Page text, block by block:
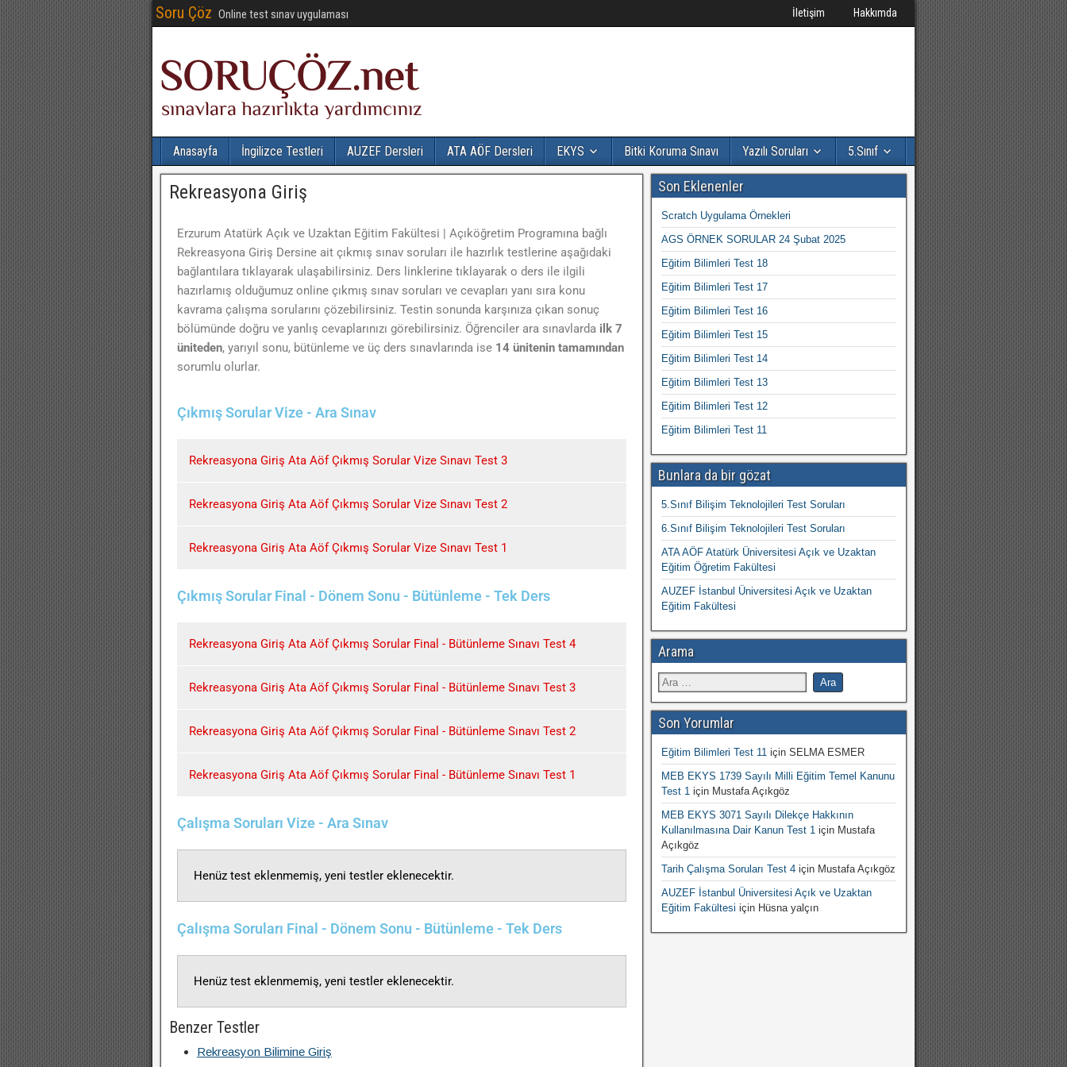
Soru Çöz Online test sınav uygulaması İletişim Hakkımda
Anasayfa İngilizce Testleri AUZEF Dersleri ATA AÖF Dersleri EKYS Bitki Koruma Sınavı Yazılı Soruları 5.Sınıf
Rekreasyona Giriş
Erzurum Atatürk Açık ve Uzaktan Eğitim Fakültesi | Açıköğretim Programına bağlı
Rekreasyona Giriş Dersine ait çıkmış sınav soruları ile hazırlık testlerine aşağıdaki
bağlantılara tıklayarak ulaşabilirsiniz. Ders linklerine tıklayarak o ders ile ilgili
hazırlamış olduğumuz online çıkmış sınav soruları ve cevapları yanı sıra konu
kavrama çalışma sorularını çözebilirsiniz. Testin sonunda karşınıza çıkan sonuç
bölümünde doğru ve yanlış cevaplarınızı görebilirsiniz. Öğrenciler ara sınavlarda ilk 7
üniteden, yarıyıl sonu, bütünleme ve üç ders sınavlarında ise 14 ünitenin tamamından
sorumlu olurlar.
Çıkmış Sorular Vize - Ara Sınav
Rekreasyona Giriş Ata Aöf Çıkmış Sorular Vize Sınavı Test 3
Rekreasyona Giriş Ata Aöf Çıkmış Sorular Vize Sınavı Test 2
Rekreasyona Giriş Ata Aöf Çıkmış Sorular Vize Sınavı Test 1
Çıkmış Sorular Final - Dönem Sonu - Bütünleme - Tek Ders
Rekreasyona Giriş Ata Aöf Çıkmış Sorular Final - Bütünleme Sınavı Test 4
Rekreasyona Giriş Ata Aöf Çıkmış Sorular Final - Bütünleme Sınavı Test 3
Rekreasyona Giriş Ata Aöf Çıkmış Sorular Final - Bütünleme Sınavı Test 2
Rekreasyona Giriş Ata Aöf Çıkmış Sorular Final - Bütünleme Sınavı Test 1
Çalışma Soruları Vize - Ara Sınav
Henüz test eklenmemiş, yeni testler eklenecektir.
Çalışma Soruları Final - Dönem Sonu - Bütünleme - Tek Ders
Henüz test eklenmemiş, yeni testler eklenecektir.
Benzer Testler
Rekreasyon Bilimine Giriş
Son Eklenenler
Scratch Uygulama Örnekleri
AGS ÖRNEK SORULAR 24 Şubat 2025
Eğitim Bilimleri Test 18
Eğitim Bilimleri Test 17
Eğitim Bilimleri Test 16
Eğitim Bilimleri Test 15
Eğitim Bilimleri Test 14
Eğitim Bilimleri Test 13
Eğitim Bilimleri Test 12
Eğitim Bilimleri Test 11
Bunlara da bir gözat
5.Sınıf Bilişim Teknolojileri Test Soruları
6.Sınıf Bilişim Teknolojileri Test Soruları
ATA AÖF Atatürk Üniversitesi Açık ve Uzaktan
Eğitim Öğretim Fakültesi
AUZEF İstanbul Üniversitesi Açık ve Uzaktan
Eğitim Fakültesi
Arama
Son Yorumlar
Eğitim Bilimleri Test 11için SELMA ESMER
MEB EKYS 1739 Sayılı Milli Eğitim Temel Kanunu
Test 1için Mustafa Açıkgöz
MEB EKYS 3071 Sayılı Dilekçe Hakkının
Kullanılmasına Dair Kanun Test 1için Mustafa
Açıkgöz
Tarih Çalışma Soruları Test 4için Mustafa Açıkgöz
AUZEF İstanbul Üniversitesi Açık ve Uzaktan
Eğitim Fakültesi için Hüsna yalçın